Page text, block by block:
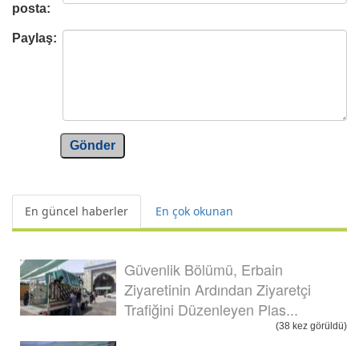
posta:
Paylaş:
Gönder
En güncel haberler En çok okunan
Güvenlik Bölümü, Erbain
Ziyaretinin Ardından Ziyaretçi
Trafiğini Düzenleyen Plas...
(38 kez görüldü)